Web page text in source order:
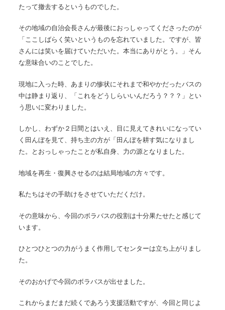
たって撤去するというものでした。
その地域の自治会長さんが最後におっしゃってくださったのが
「ここしばらく笑いというものを忘れていました。ですが、皆
さんには笑いを届けていただいた。本当にありがとう。」そん
な意味合いのことでした。
現地に入った時、あまりの惨状にそれまで和やかだったバスの
中は静まり返り、「これをどうしらいいんだろう？？？」とい
う思いに変わりました。
しかし、わずか２日間とはいえ、目に見えてきれいになってい
く田んぼを見て、持ち主の方が「田んぼを耕す気になりまし
た。とおっしゃったことが私自身、力の源となりました。
地域を再生・復興させるのは結局地域の方々です。
私たちはその手助けをさせていただくだけ。
その意味から、今回のボラバスの役割は十分果たせたと感じて
います。
ひとつひとつの力がうまく作用してセンターは立ち上がりまし
た。
そのおかげで今回のボラバスが出せました。
これからまだまだ続くであろう支援活動ですが、今回と同じよ